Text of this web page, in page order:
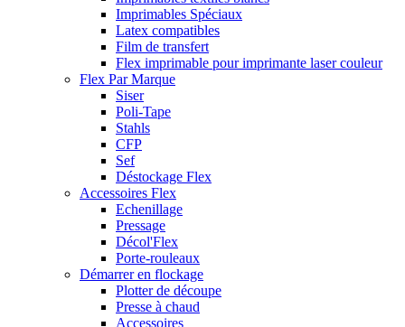
Imprimables Spéciaux
Latex compatibles
Film de transfert
Flex imprimable pour imprimante laser couleur
Flex Par Marque
Siser
Poli-Tape
Stahls
CFP
Sef
Déstockage Flex
Accessoires Flex
Echenillage
Pressage
Décol'Flex
Porte-rouleaux
Démarrer en flockage
Plotter de découpe
Presse à chaud
Accessoires